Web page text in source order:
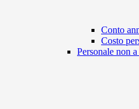
Conto
Costo
Personale non